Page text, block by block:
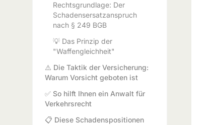
Rechtsgrundlage: Der
Schadensersatzanspruch
nach § 249 BGB
💡 Das Prinzip der
"Waffengleichheit"
⚠️ Die Taktik der Versicherung:
Warum Vorsicht geboten ist
✅ So hilft Ihnen ein Anwalt für
Verkehrsrecht
📋 Diese Schadenspositionen